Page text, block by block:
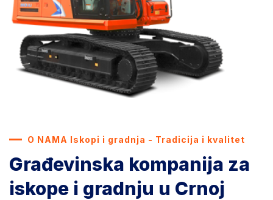
O NAMA Iskopi i gradnja - Tradicija i kvalitet
Građevinska kompanija za
iskope i gradnju u Crnoj